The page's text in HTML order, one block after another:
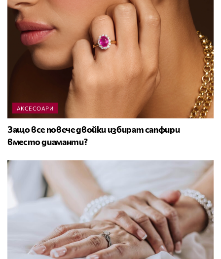
АКСЕСОАРИ
Защо все повече двойки избират сапфири
вместо диаманти?